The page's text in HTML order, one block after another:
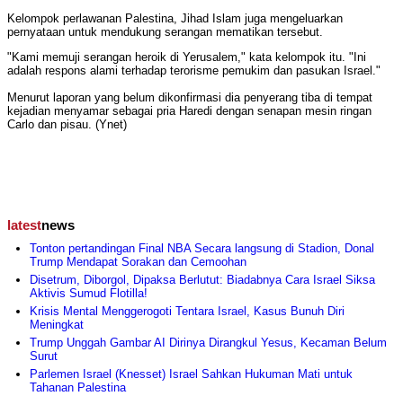
Kelompok perlawanan Palestina, Jihad Islam juga mengeluarkan
pernyataan untuk mendukung serangan mematikan tersebut.
"Kami memuji serangan heroik di Yerusalem," kata kelompok itu. "Ini
adalah respons alami terhadap terorisme pemukim dan pasukan Israel."
Menurut laporan yang belum dikonfirmasi dia penyerang tiba di tempat
kejadian menyamar sebagai pria Haredi dengan senapan mesin ringan
Carlo dan pisau. (Ynet)
latestnews
Tonton pertandingan Final NBA Secara langsung di Stadion, Donal
Trump Mendapat Sorakan dan Cemoohan
Disetrum, Diborgol, Dipaksa Berlutut: Biadabnya Cara Israel Siksa
Aktivis Sumud Flotilla!
Krisis Mental Menggerogoti Tentara Israel, Kasus Bunuh Diri
Meningkat
Trump Unggah Gambar AI Dirinya Dirangkul Yesus, Kecaman Belum
Surut
Parlemen Israel (Knesset) Israel Sahkan Hukuman Mati untuk
Tahanan Palestina